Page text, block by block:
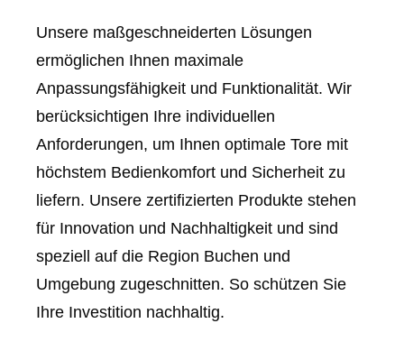
Unsere maßgeschneiderten Lösungen
ermöglichen Ihnen maximale
Anpassungsfähigkeit und Funktionalität. Wir
berücksichtigen Ihre individuellen
Anforderungen, um Ihnen optimale Tore mit
höchstem Bedienkomfort und Sicherheit zu
liefern. Unsere zertifizierten Produkte stehen
für Innovation und Nachhaltigkeit und sind
speziell auf die Region Buchen und
Umgebung zugeschnitten. So schützen Sie
Ihre Investition nachhaltig.